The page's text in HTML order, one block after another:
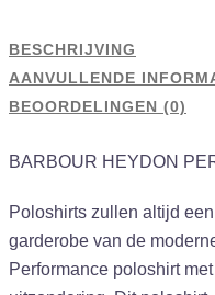
BESCHRIJVING
AANVULLENDE
BEOORDELINGEN (0)
BARBOUR HEYDON
Poloshirts zullen altijd
garderobe van de
Performance poloshirt